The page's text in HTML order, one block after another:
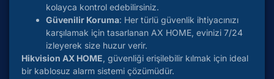
kolayca kontrol edebilirsiniz.
Güvenilir Koruma: Her türlü güvenlik ihtiyacınızı
karşılamak için tasarlanan AX HOME, evinizi 7/24
izleyerek size huzur verir.
Hikvision AX HOME, güvenliği erişilebilir kılmak için ideal
bir kablosuz alarm sistemi çözümüdür.